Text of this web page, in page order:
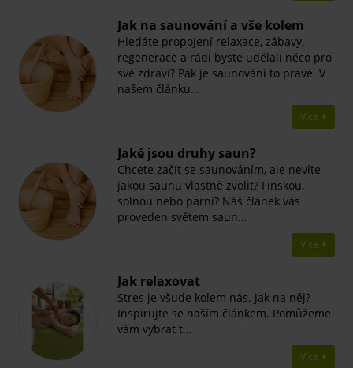
Jak na saunování a vše kolem
Hledáte propojení relaxace, zábavy,
regenerace a rádi byste udělali něco pro
své zdraví? Pak je saunování to pravé. V
našem článku…
Více
Jaké jsou druhy saun?
Chcete začít se saunováním, ale nevíte
jakou saunu vlastně zvolit? Finskou,
solnou nebo parní? Náš článek vás
proveden světem saun…
Více
Jak relaxovat
Stres je všude kolem nás. Jak na něj?
Inspirujte se naším článkem. Pomůžeme
vám vybrat t…
Více